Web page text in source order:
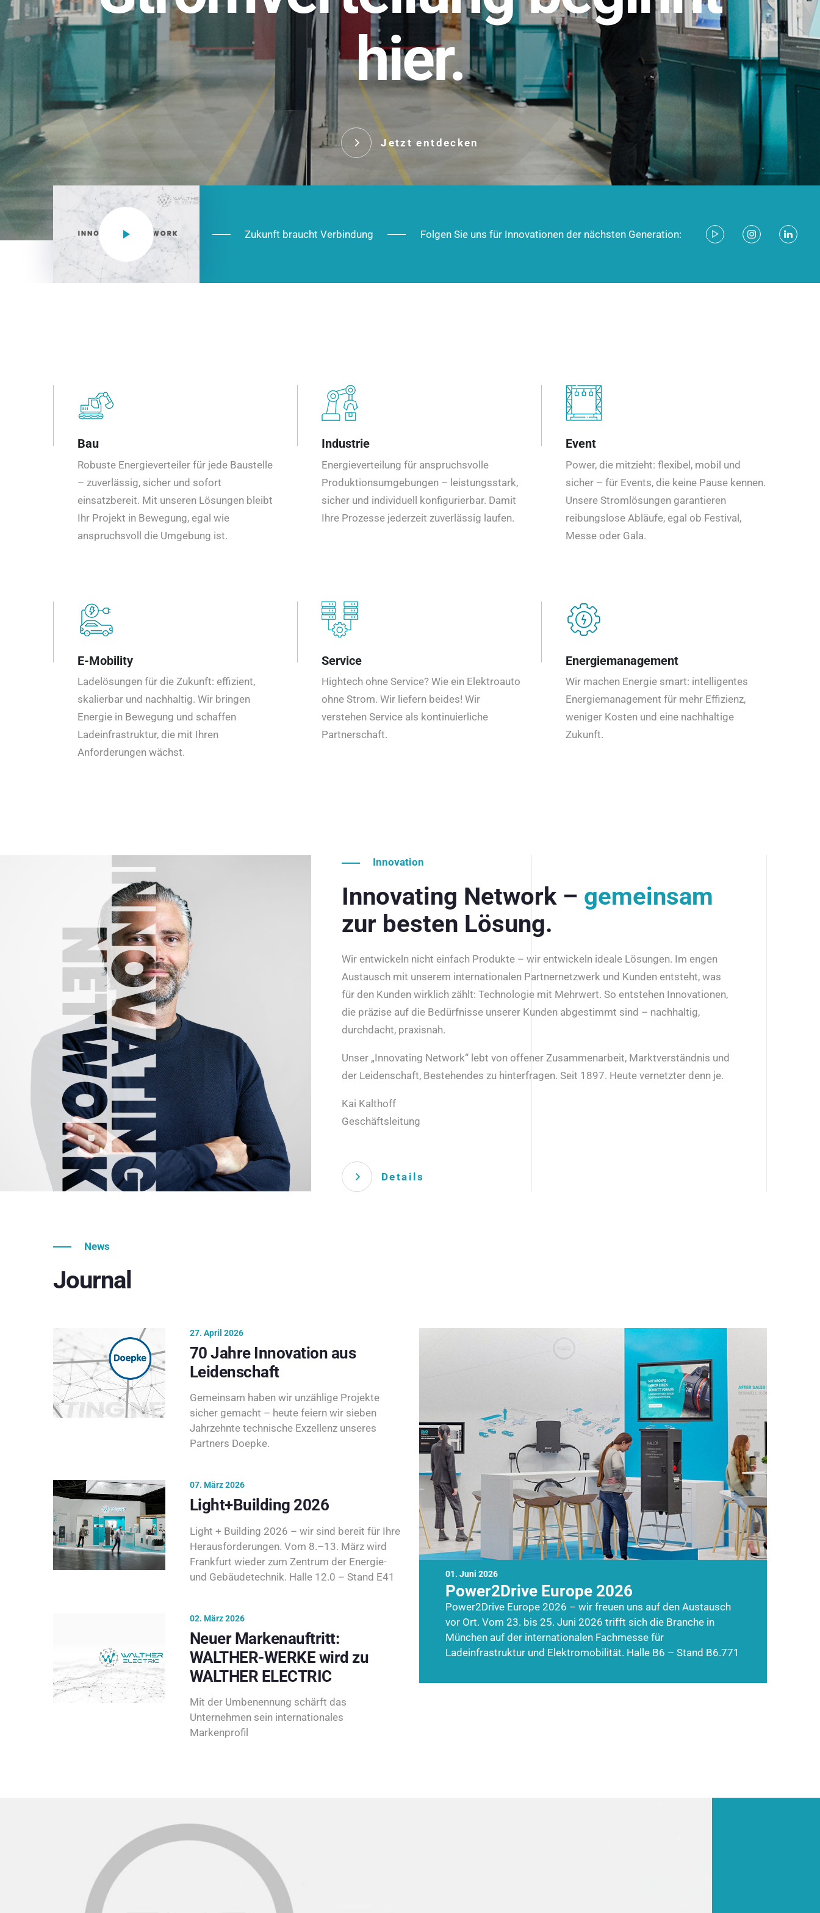
hier.
Jetzt entdecken
NEO CEE: Energieverteilung mit System. Robust im Alltag,
effizient in der Installation, zukunftsfähig im Ausbau.
Das innovative Stecksystem für industrielle Anwendungen –
robust, IP-geschützt und zukunftsfähig.
Jetzt entdecken
Zukunft braucht Verbindung Folgen Sie uns für Innovationen der nächsten Generation:
Bau
Robuste Energieverteiler für jede Baustelle
– zuverlässig, sicher und sofort
einsatzbereit. Mit unseren Lösungen bleibt
Ihr Projekt in Bewegung, egal wie
anspruchsvoll die Umgebung ist.
Industrie
Energieverteilung für anspruchsvolle
Produktionsumgebungen – leistungsstark,
sicher und individuell konfigurierbar. Damit
Ihre Prozesse jederzeit zuverlässig laufen.
Event
Power, die mitzieht: flexibel, mobil und
sicher – für Events, die keine Pause kennen.
Unsere Stromlösungen garantieren
reibungslose Abläufe, egal ob Festival,
Messe oder Gala.
E-Mobility
Ladelösungen für die Zukunft: effizient,
skalierbar und nachhaltig. Wir bringen
Energie in Bewegung und schaffen
Ladeinfrastruktur, die mit Ihren
Anforderungen wächst.
Service
Hightech ohne Service? Wie ein Elektroauto
ohne Strom. Wir liefern beides! Wir
verstehen Service als kontinuierliche
Partnerschaft.
Energiemanagement
Wir machen Energie smart: intelligentes
Energiemanagement für mehr Effizienz,
weniger Kosten und eine nachhaltige
Zukunft.
Innovation
Innovating Network – gemeinsam
zur besten Lösung.
Wir entwickeln nicht einfach Produkte – wir entwickeln ideale Lösungen. Im engen
Austausch mit unserem internationalen Partnernetzwerk und Kunden entsteht, was
für den Kunden wirklich zählt: Technologie mit Mehrwert. So entstehen Innovationen,
die präzise auf die Bedürfnisse unserer Kunden abgestimmt sind – nachhaltig,
durchdacht, praxisnah.
Unser „Innovating Network“ lebt von offener Zusammenarbeit, Marktverständnis und
der Leidenschaft, Bestehendes zu hinterfragen. Seit 1897. Heute vernetzter denn je.
Kai Kalthoff
Geschäftsleitung
Details
News
Journal
01. Juni 2026
Power2Drive Europe 2026
Power2Drive Europe 2026 – wir freuen uns auf den Austausch
vor Ort. Vom 23. bis 25. Juni 2026 trifft sich die Branche in
München auf der internationalen Fachmesse für
Ladeinfrastruktur und Elektromobilität. Halle B6 – Stand B6.771
27. April 2026
70 Jahre Innovation aus
Leidenschaft
Gemeinsam haben wir unzählige Projekte
sicher gemacht – heute feiern wir sieben
Jahrzehnte technische Exzellenz unseres
Partners Doepke.
07. März 2026
Light+Building 2026
Light + Building 2026 – wir sind bereit für Ihre
Herausforderungen. Vom 8.–13. März wird
Frankfurt wieder zum Zentrum der Energie-
und Gebäudetechnik. Halle 12.0 – Stand E41
02. März 2026
Neuer Markenauftritt:
WALTHER-WERKE wird zu
WALTHER ELECTRIC
Mit der Umbenennung schärft das
Unternehmen sein internationales
Markenprofil